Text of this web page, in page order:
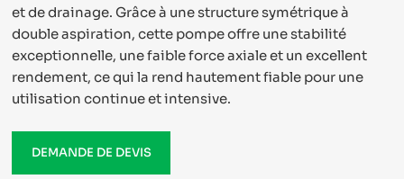
et de drainage. Grâce à une structure symétrique à
double aspiration, cette pompe offre une stabilité
exceptionnelle, une faible force axiale et un excellent
rendement, ce qui la rend hautement fiable pour une
utilisation continue et intensive.
DEMANDE DE DEVIS